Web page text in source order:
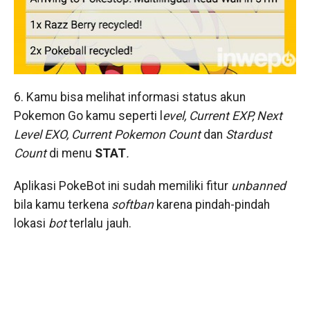
6. Kamu bisa melihat informasi status akun
Pokemon Go kamu seperti l evel, Current EXP, Next
Level EXO, Current Pokemon Countdan Stardust
Countdi menu STAT.
Aplikasi PokeBot ini sudah memiliki fitur unbanned
bila kamu terkena softbankarena pindah-pindah
lokasi botterlalu jauh.